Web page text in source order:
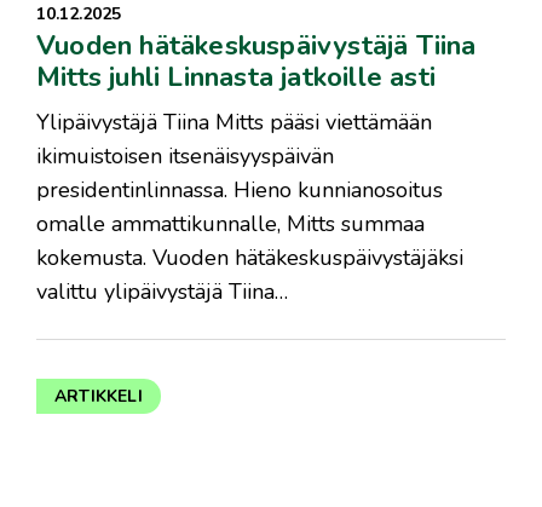
10.12.2025
Vuoden hätäkeskuspäivystäjä Tiina
Mitts juhli Linnasta jatkoille asti
Ylipäivystäjä Tiina Mitts pääsi viettämään
ikimuistoisen itsenäisyyspäivän
presidentinlinnassa. Hieno kunnianosoitus
omalle ammattikunnalle, Mitts summaa
kokemusta. Vuoden hätäkeskuspäivystäjäksi
valittu ylipäivystäjä Tiina…
ARTIKKELI